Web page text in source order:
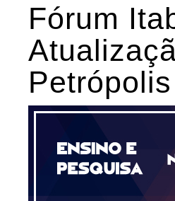
Fórum
Petrópolis